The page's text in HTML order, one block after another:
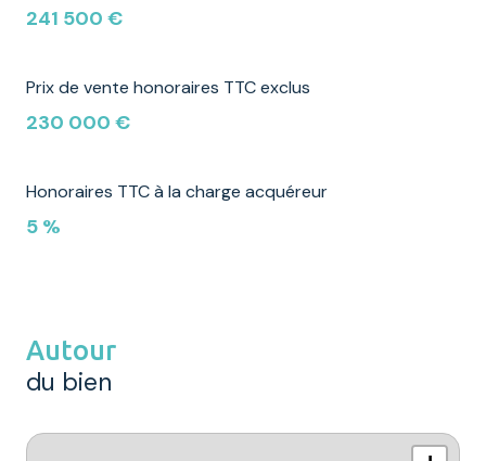
241 500 €
Prix de vente honoraires TTC exclus
230 000 €
Honoraires TTC à la charge acquéreur
5 %
Autour
du bien